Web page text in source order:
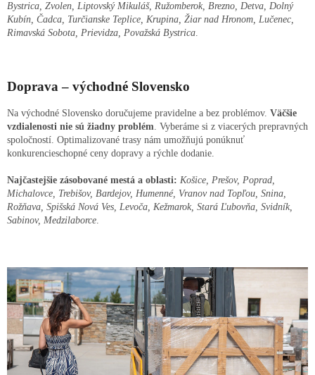
Bystrica, Zvolen, Liptovský Mikuláš, Ružomberok, Brezno, Detva, Dolný
Kubín, Čadca, Turčianske Teplice, Krupina, Žiar nad Hronom, Lučenec,
Rimavská Sobota, Prievidza, Považská Bystrica.
Doprava – východné Slovensko
Na východné Slovensko doručujeme pravidelne a bez problémov. Väčšie
vzdialenosti nie sú žiadny problém. Vyberáme si z viacerých prepravných
spoločností. Optimalizované trasy nám umožňujú ponúknuť
konkurencieschopné ceny dopravy a rýchle dodanie.
Najčastejšie zásobované mestá a oblasti: Košice, Prešov, Poprad,
Michalovce, Trebišov, Bardejov, Humenné, Vranov nad Topľou, Snina,
Rožňava, Spišská Nová Ves, Levoča, Kežmarok, Stará Ľubovňa, Svidník,
Sabinov, Medzilaborce.